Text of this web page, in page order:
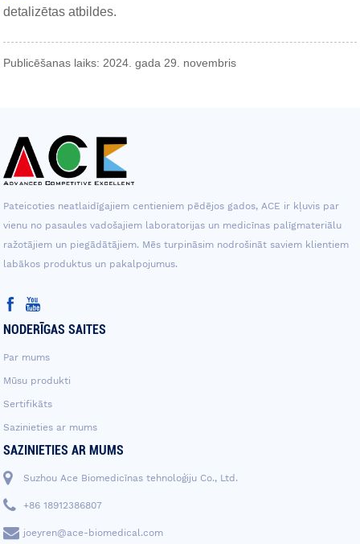
detalizētas atbildes.
Publicēšanas laiks: 2024. gada 29. novembris
Pateicoties neatlaidīgajiem centieniem pēdējos gados, ACE ir kļuvis par
vienu no pasaules vadošajiem laboratorijas un medicīnas palīgmateriālu
ražotājiem un piegādātājiem. Mēs turpināsim nodrošināt saviem klientiem
labākos produktus un pakalpojumus.
NODERĪGAS SAITES
Par mums
Mūsu produkti
Sertifikāts
Sazinieties ar mums
SAZINIETIES AR MUMS
Suzhou Ace Biomedicīnas tehnoloģiju Co., Ltd.
+86 18912386807
joeyren@ace-biomedical.com